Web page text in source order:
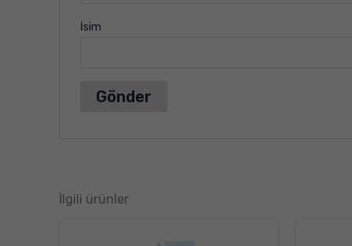
İsim
İlgili ürünler